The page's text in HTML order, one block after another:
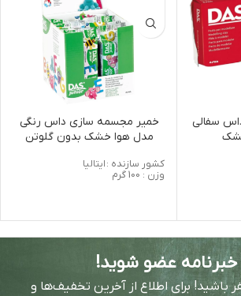
سفالی
خمیر مجسمه سازی داس رنگی
مدل هوا خشک بدون گلوتن
کشور سازنده :ایتالیا
وزن : 100 گرم
خبرنامه عضو شوید!
باشید! برای اطلاع از آخرین تخفیف‌ها و